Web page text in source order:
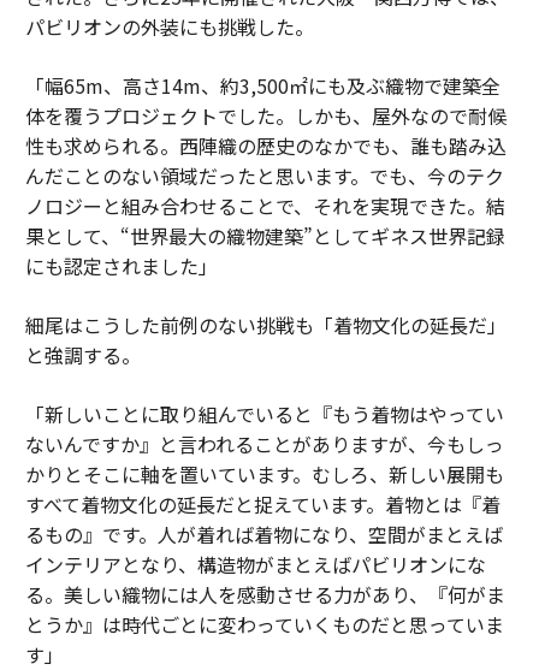
パビリオンの外装にも挑戦した。
「幅65m、高さ14m、約3,500㎡にも及ぶ織物で建築全
体を覆うプロジェクトでした。しかも、屋外なので耐候
性も求められる。西陣織の歴史のなかでも、誰も踏み込
んだことのない領域だったと思います。でも、今のテク
ノロジーと組み合わせることで、それを実現できた。結
果として、“世界最大の織物建築”としてギネス世界記録
にも認定されました」
細尾はこうした前例のない挑戦も「着物文化の延長だ」
と強調する。
「新しいことに取り組んでいると『もう着物はやってい
ないんですか』と言われることがありますが、今もしっ
かりとそこに軸を置いています。むしろ、新しい展開も
すべて着物文化の延長だと捉えています。着物とは『着
るもの』です。人が着れば着物になり、空間がまとえば
インテリアとなり、構造物がまとえばパビリオンにな
る。美しい織物には人を感動させる力があり、『何がま
とうか』は時代ごとに変わっていくものだと思っていま
す」